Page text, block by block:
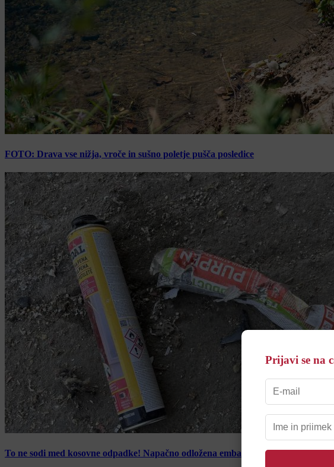
FOTO: Drava vse nižja, vroče in sušno poletje pušča posledice
To ne sodi med kosovne odpadke! Napačno odložena embalaža zanetila požar v
Prijavi se na